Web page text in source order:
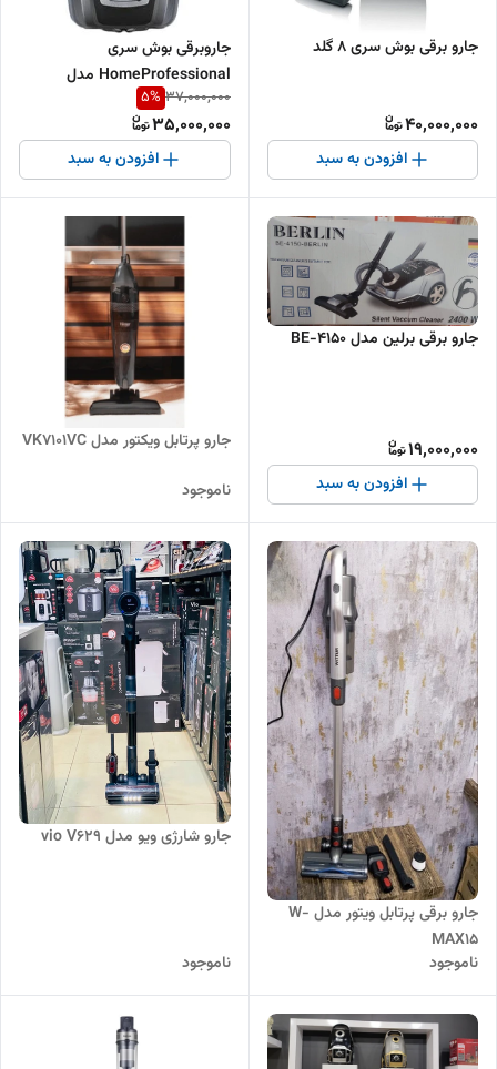
جارو برقی بوش سری ۸ گلد
40,000,000
افزودن به سبد
جاروبرقی بوش سری
HomeProfessional مدل
BGL8PRO5
37,000,000
5%
35,000,000
افزودن به سبد
جارو برقی برلین مدل BE-4150
19,000,000
افزودن به سبد
جارو پرتابل ویکتور مدل VK7101VC
ناموجود
جارو برقی پرتابل ویتور مدل W-
MAX15
ناموجود
جارو شارژی ویو مدل vio V629
ناموجود